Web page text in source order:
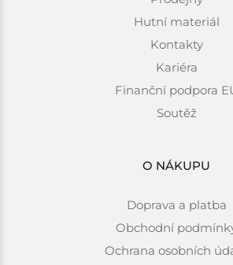
Hutní materiál
Kontakty
Kariéra
Finanční podpora
Soutěž
O NÁKUPU
Doprava a platba
Obchodní
Ochrana osobních